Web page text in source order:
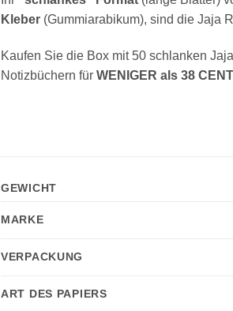
Kleber (Gummiarabikum), sind die Jaja
Kaufen Sie die Box mit 50 schlanken
Notizbüchern für WENIGER als 38
GEWICHT
MARKE
VERPACKUNG
ART DES PAPIERS